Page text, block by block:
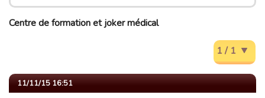
Centre de formation et joker médical
1 / 1
11/11/15 16:51